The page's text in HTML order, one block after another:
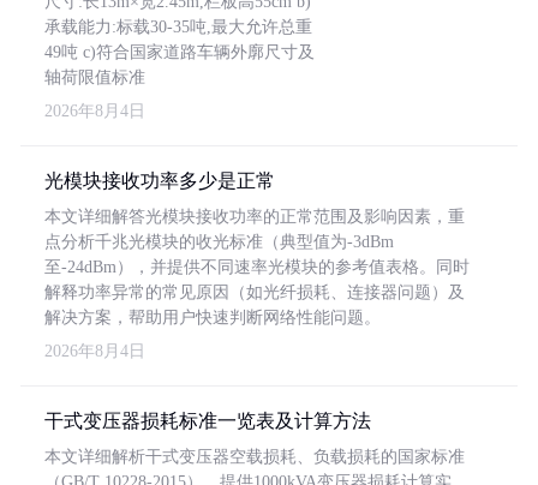
承载能力:标载30-35吨,最大允许总重
49吨 c)符合国家道路车辆外廓尺寸及
轴荷限值标准
2026年8月4日
光模块接收功率多少是正常
本文详细解答光模块接收功率的正常范围及影响因素，重
点分析千兆光模块的收光标准（典型值为-3dBm
至-24dBm），并提供不同速率光模块的参考值表格。同时
解释功率异常的常见原因（如光纤损耗、连接器问题）及
解决方案，帮助用户快速判断网络性能问题。
2026年8月4日
干式变压器损耗标准一览表及计算方法
本文详细解析干式变压器空载损耗、负载损耗的国家标准